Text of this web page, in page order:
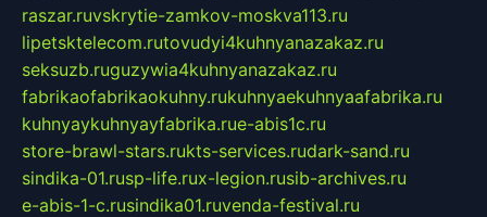
raszar.ruvskrytie-zamkov-moskva113.ru
lipetsktelecom.rutovudyi4kuhnyanazakaz.ru
seksuzb.ruguzywia4kuhnyanazakaz.ru
fabrikaofabrikaokuhny.rukuhnyaekuhnyaafabrika.ru
kuhnyaykuhnyayfabrika.rue-abis1c.ru
store-brawl-stars.rukts-services.rudark-sand.ru
sindika-01.rusp-life.rux-legion.rusib-archives.ru
e-abis-1-c.rusindika01.ruvenda-festival.ru